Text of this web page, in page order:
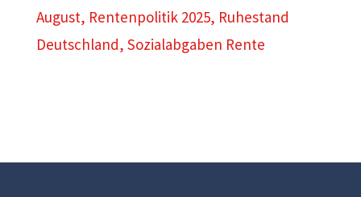
August, Rentenpolitik 2025, Ruhestand
Deutschland, Sozialabgaben Rente